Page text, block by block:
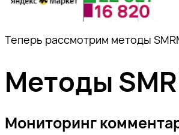
Теперь рассмотрим методы
Методы
Мониторинг
Спасибо за
проверочное
Спасибо за
проверочное
Спасибо!
Наш специалист
Подпишитесь, чтобы
информацию о
Спасибо за
проверочное